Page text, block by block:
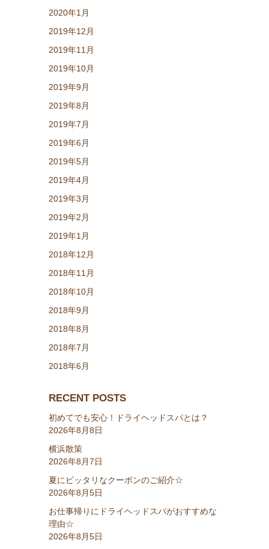
2020年1月
2019年12月
2019年11月
2019年10月
2019年9月
2019年8月
2019年7月
2019年6月
2019年5月
2019年4月
2019年3月
2019年2月
2019年1月
2018年12月
2018年11月
2018年10月
2018年9月
2018年8月
2018年7月
2018年6月
RECENT POSTS
初めてでも安心！ドライヘッドスパとは？
2026年8月8日
横浜散策
2026年8月7日
夏にピッタリなクーポンのご紹介☆
2026年8月5日
お仕事帰りにドライヘッドスパがおすすめな
理由☆
2026年8月5日